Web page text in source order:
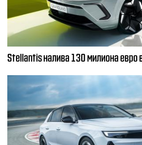
Stellantis налива 130 милиона евро